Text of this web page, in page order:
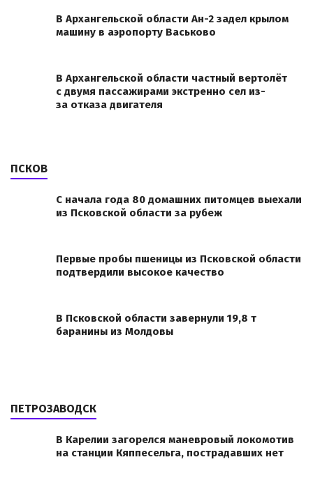
В Архангельской области Ан-2 задел крылом
машину в аэропорту Васьково
В Архангельской области частный вертолёт
с двумя пассажирами экстренно сел из-
за отказа двигателя
ПСКОВ
С начала года 80 домашних питомцев выехали
из Псковской области за рубеж
Первые пробы пшеницы из Псковской области
подтвердили высокое качество
В Псковской области завернули 19,8 т
баранины из Молдовы
ПЕТРОЗАВОДСК
В Карелии загорелся маневровый локомотив
на станции Кяппесельга, пострадавших нет